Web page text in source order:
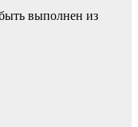
выполнен из